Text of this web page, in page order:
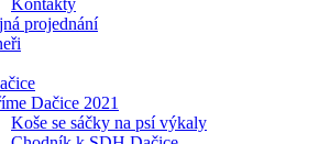
Kontakty
projednání
Dačice 2021
Koše se sáčky na psí výkaly